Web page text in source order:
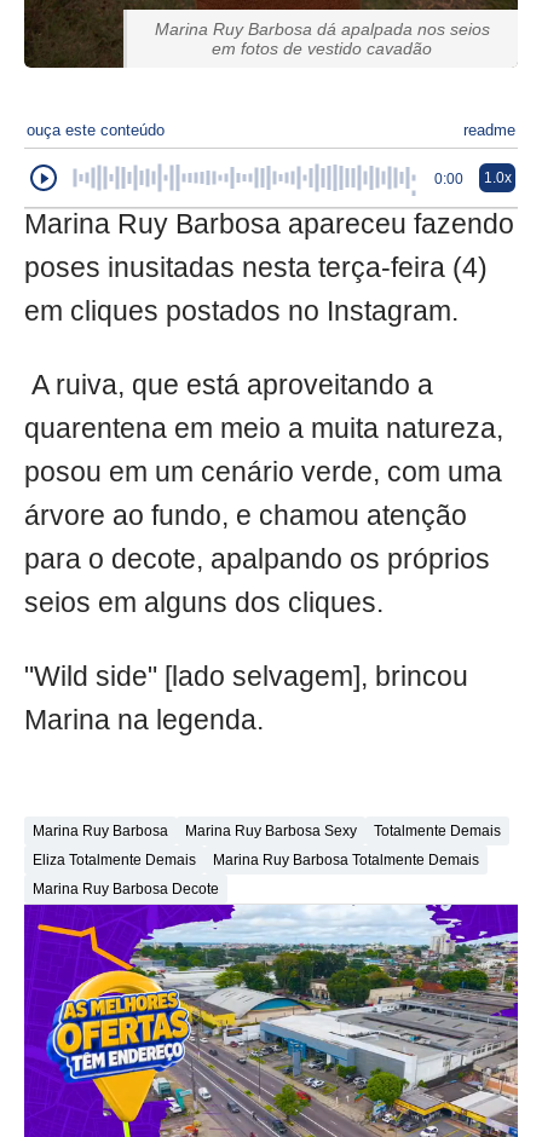
Marina Ruy Barbosa dá apalpada nos seios
em fotos de vestido cavadão
ouça este conteúdo readme
0:00 1.0x
Marina Ruy Barbosa apareceu fazendo
poses inusitadas nesta terça-feira (4)
em cliques postados no Instagram.
A ruiva, que está aproveitando a
quarentena em meio a muita natureza,
posou em um cenário verde, com uma
árvore ao fundo, e chamou atenção
para o decote, apalpando os próprios
seios em alguns dos cliques.
"Wild side" [lado selvagem], brincou
Marina na legenda.
Marina Ruy Barbosa Marina Ruy Barbosa Sexy
Totalmente Demais
Eliza Totalmente Demais
Marina Ruy Barbosa Totalmente Demais
Marina Ruy Barbosa Decote